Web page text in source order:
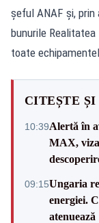
șeful ANAF și,
bunurile
toate
CITEȘTE ȘI
10:39Alertă în
MAX,
09:15Ungaria
energiei.
atenuează